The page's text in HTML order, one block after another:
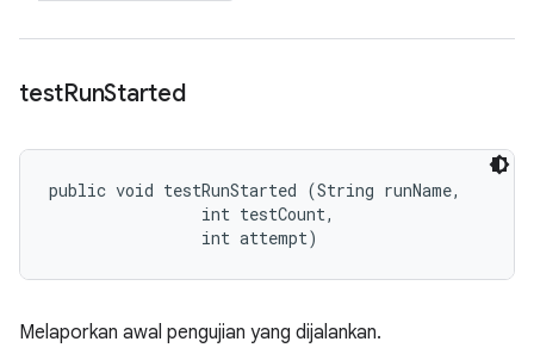
testRunStarted
public void testRunStarted (String runName,
                int testCount,
                int attempt)
Melaporkan awal pengujian yang dijalankan.